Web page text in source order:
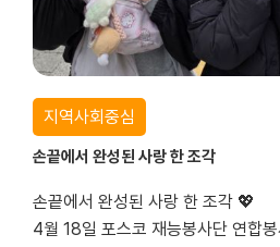
지역사회중심
손끝에서 완성된 사랑 한 조각
손끝에서 완성된 사랑 한 조각 💖
4월 18일 포스코 재능봉사단 연합봉사에서유리공예재능봉사단은 하트키링 만들기 부스를 운영했습니다.직접 고르고, 자르고, 붙이며 완성한 하트키링에는참여자들의 개성과 설렘이 가득